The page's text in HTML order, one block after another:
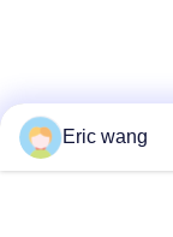
Eric wang